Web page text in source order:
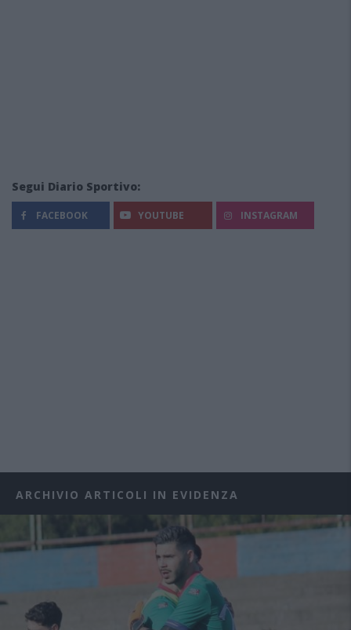
Segui Diario Sportivo:
FACEBOOK YOUTUBE INSTAGRAM
ARCHIVIO ARTICOLI IN EVIDENZA